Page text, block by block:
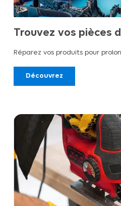
Trouvez vos pièces
Réparez vos produits pour
Découvrez